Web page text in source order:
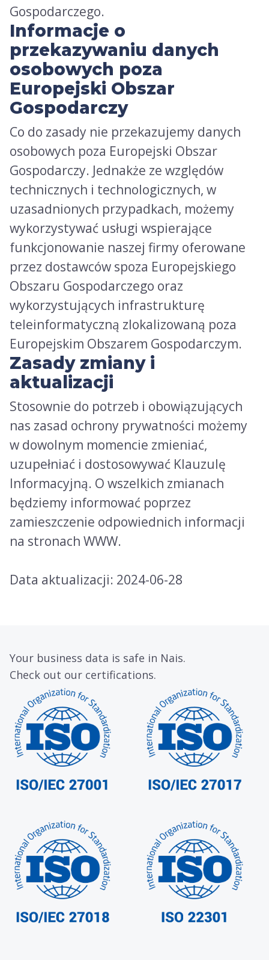
Gospodarczego.
Informacje o
przekazywaniu danych
osobowych poza
Europejski Obszar
Gospodarczy
Co do zasady nie przekazujemy danych
osobowych poza Europejski Obszar
Gospodarczy. Jednakże ze względów
technicznych i technologicznych, w
uzasadnionych przypadkach, możemy
wykorzystywać usługi wspierające
funkcjonowanie naszej firmy oferowane
przez dostawców spoza Europejskiego
Obszaru Gospodarczego oraz
wykorzystujących infrastrukturę
teleinformatyczną zlokalizowaną poza
Europejskim Obszarem Gospodarczym.
Zasady zmiany i
aktualizacji
Stosownie do potrzeb i obowiązujących
nas zasad ochrony prywatności możemy
w dowolnym momencie zmieniać,
uzupełniać i dostosowywać Klauzulę
Informacyjną. O wszelkich zmianach
będziemy informować poprzez
zamieszczenie odpowiednich informacji
na stronach WWW.
Data aktualizacji: 2024-06-28
Your business data is safe in Nais.
Check out our certifications.